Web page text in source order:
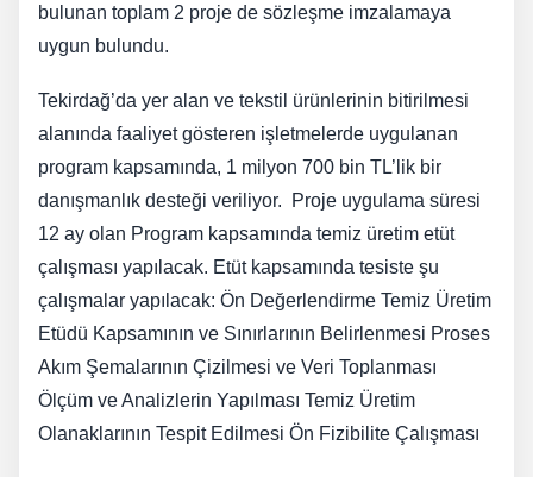
bulunan toplam 2 proje de sözleşme imzalamaya
uygun bulundu.
Tekirdağ’da yer alan ve tekstil ürünlerinin bitirilmesi
alanında faaliyet gösteren işletmelerde uygulanan
program kapsamında, 1 milyon 700 bin TL’lik bir
danışmanlık desteği veriliyor. Proje uygulama süresi
12 ay olan Program kapsamında temiz üretim etüt
çalışması yapılacak. Etüt kapsamında tesiste şu
çalışmalar yapılacak: Ön Değerlendirme Temiz Üretim
Etüdü Kapsamının ve Sınırlarının Belirlenmesi Proses
Akım Şemalarının Çizilmesi ve Veri Toplanması
Ölçüm ve Analizlerin Yapılması Temiz Üretim
Olanaklarının Tespit Edilmesi Ön Fizibilite Çalışması